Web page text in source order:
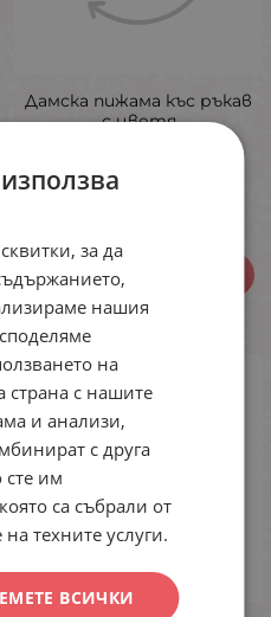
Дамска пижама къс ръкав
с цветя
15.29€
ВАРИАНТИ
за да
нашия
на
страна с нашите
и анализи,
с друга
им
са събрали от
техните услуги.
ВСИЧКИ